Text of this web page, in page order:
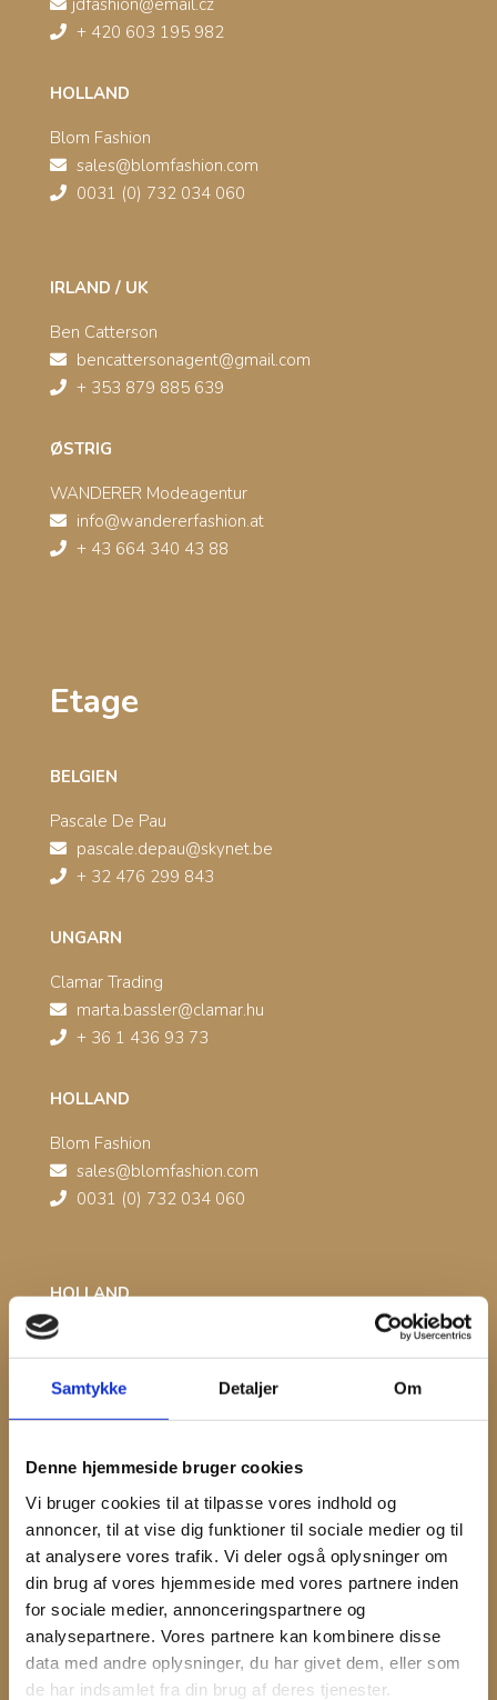
Samtykke Detaljer Om
Denne hjemmeside bruger cookies
Vi bruger cookies til at tilpasse vores indhold og
annoncer, til at vise dig funktioner til sociale medier og til
at analysere vores trafik. Vi deler også oplysninger om
din brug af vores hjemmeside med vores partnere inden
for sociale medier, annonceringspartnere og
analysepartnere. Vores partnere kan kombinere disse
data med andre oplysninger, du har givet dem, eller som
de har indsamlet fra din brug af deres tjenester.
+ 420 603 195 982
HOLLAND
Blom Fashion
sales@blomfashion.com
0031 (0) 732 034 060
IRLAND / UK
Ben Catterson
bencattersonagent@gmail.com
+ 353 879 885 639
ØSTRIG
WANDERER Modeagentur
info@wandererfashion.at
+ 43 664 340 43 88
Etage
BELGIEN
Pascale De Pau
pascale.depau@skynet.be
+ 32 476 299 843
UNGARN
Clamar Trading
marta.bassler@clamar.hu
+ 36 1 436 93 73
HOLLAND
Blom Fashion
sales@blomfashion.com
0031 (0) 732 034 060
HOLLAND
Barry Kuijlenburg
barry@mbfashionagency.nl
+ 31 6532 71140
Brian Magnussen
bm@cero-etage.dk
+ 45 2924 2838
NORGE, nord
Anita Engebraaten
a.engebraaten@live.no